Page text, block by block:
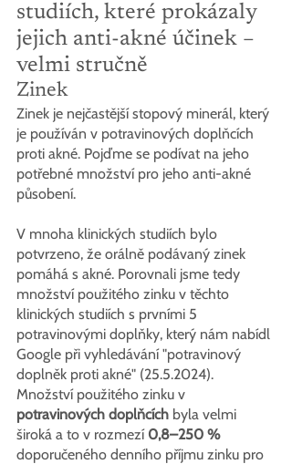
studiích, které prokázaly
jejich anti-akné účinek –
velmi stručně
Zinek
Zinek je nejčastější stopový minerál, který
je používán v potravinových doplňcích
proti akné. Pojďme se podívat na jeho
potřebné množství pro jeho anti-akné
působení.
V mnoha klinických studiích bylo
potvrzeno, že orálně podávaný zinek
pomáhá s akné. Porovnali jsme tedy
množství použitého zinku v těchto
klinických studiích s prvními 5
potravinovými doplňky, který nám nabídl
Google při vyhledávání "potravinový
doplněk proti akné" (25.5.2024).
Množství použitého zinku v
potravinových doplňcích byla velmi
široká a to v rozmezí 0,8–250 %
doporučeného denního příjmu zinku pro